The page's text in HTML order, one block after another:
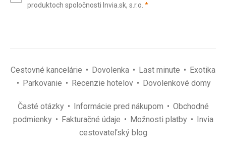
(povinné)
produktoch spoločnosti Invia.sk, s.r.o. *(povinné)
Cestovné kancelárie Dovolenka Last minute
Exotika
Parkovanie
Recenzie hotelov Dovolenkové domy
Časté otázky Informácie pred nákupom
Obchodné
podmienky
Fakturačné údaje Možnosti platby
Invia
cestovateľský blog